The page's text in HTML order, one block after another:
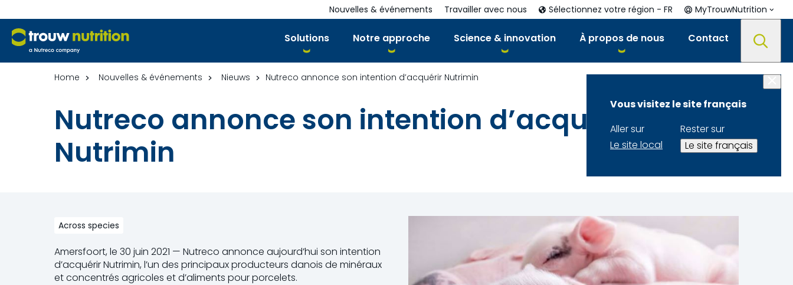
Solutions Notre approche Science & innovation À propos de nous Contact
Nouvelles & événements Travailler avec nous Sélectionnez votre région - FR MyTrouwNutrition
Vous visitez le site français
Aller sur
Le site local
Rester sur
Le site français
Home Nouvelles & événements Nieuws Nutreco annonce son intention d’acquérir Nutrimin
Nutreco annonce son intention d’acquérir
Nutrimin
Across species
Amersfoort, le 30 juin 2021 — Nutreco annonce aujourd’hui son intention
d’acquérir Nutrimin, l’un des principaux producteurs danois de minéraux
et concentrés agricoles et d’aliments pour porcelets.